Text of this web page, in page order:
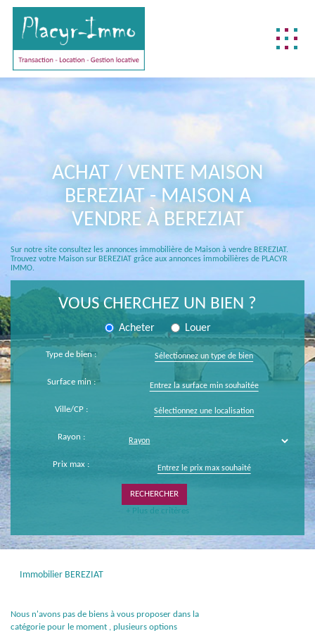
NOTRE DIFFÉRENCE
NOS MÉTIERS
BIENS DÉJÀ VENDUS
REJOIGNEZ-NOUS !
CONTACTEZ-NOUS !
ACCÈS CLIENT
FNAIM
ACHAT / VENTE MAISON
BEREZIAT - MAISON A
VENDRE À BEREZIAT
Sur notre site consultez les annonces immobilière de Maison à vendre BEREZIAT.
Trouvez votre Maison sur BEREZIAT grâce aux annonces immobilières de PLACYR
IMMO.
VOUS CHERCHEZ UN BIEN ?
Acheter Louer
Type de bien : Sélectionnez un type de bien
Surface min :
Ville/CP : Sélectionnez une localisation
Rayon :
Prix max :
+ Plus de critères
Immobilier BEREZIAT
Nous n'avons pas de biens à vous proposer dans la
catégorie pour le moment , plusieurs options